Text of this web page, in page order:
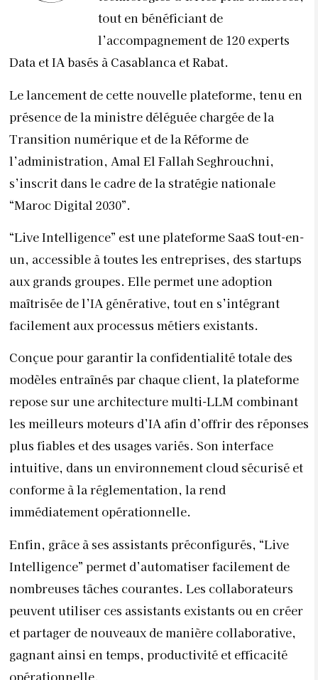
tout en bénéficiant de
l’accompagnement de 120 experts
Data et IA basés à Casablanca et Rabat.
Le lancement de cette nouvelle plateforme, tenu en
présence de la ministre déléguée chargée de la
Transition numérique et de la Réforme de
l’administration, Amal El Fallah Seghrouchni,
s’inscrit dans le cadre de la stratégie nationale
“Maroc Digital 2030”.
“Live Intelligence” est une plateforme SaaS tout-en-
un, accessible à toutes les entreprises, des startups
aux grands groupes. Elle permet une adoption
maîtrisée de l’IA générative, tout en s’intégrant
facilement aux processus métiers existants.
Conçue pour garantir la confidentialité totale des
modèles entraînés par chaque client, la plateforme
repose sur une architecture multi-LLM combinant
les meilleurs moteurs d’IA afin d’offrir des réponses
plus fiables et des usages variés. Son interface
intuitive, dans un environnement cloud sécurisé et
conforme à la réglementation, la rend
immédiatement opérationnelle.
Enfin, grâce à ses assistants préconfigurés, “Live
Intelligence” permet d’automatiser facilement de
nombreuses tâches courantes. Les collaborateurs
peuvent utiliser ces assistants existants ou en créer
et partager de nouveaux de manière collaborative,
gagnant ainsi en temps, productivité et efficacité
opérationnelle.